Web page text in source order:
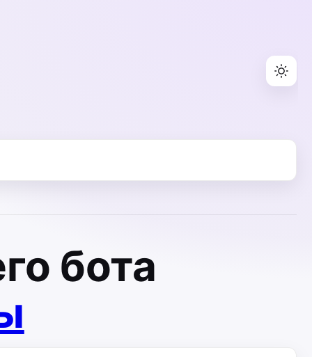
бота